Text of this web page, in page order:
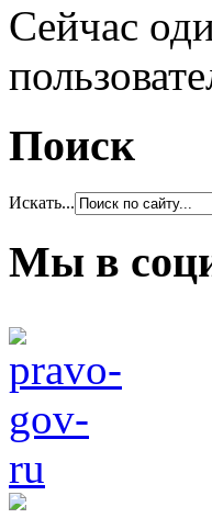
Сейчас
Поиск
Искать...
Мы в